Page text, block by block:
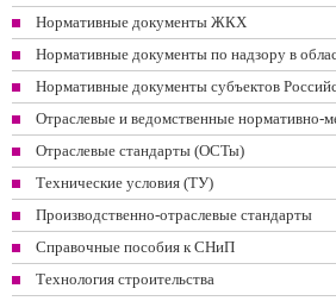
Нормативные документы ЖКХ
Нормативные документы по надзору в
Нормативные документы субъектов
Отраслевые и ведомственные нормативно-
Отраслевые стандарты (ОСТы)
Технические условия (ТУ)
Производственно-отраслевые стандарты
Справочные пособия к СНиП
Технология строительства